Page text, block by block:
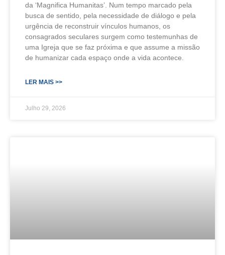
da ‘Magnifica Humanitas’. Num tempo marcado pela
busca de sentido, pela necessidade de diálogo e pela
urgência de reconstruir vínculos humanos, os
consagrados seculares surgem como testemunhas de
uma Igreja que se faz próxima e que assume a missão
de humanizar cada espaço onde a vida acontece.
LER MAIS >>
Julho 29, 2026